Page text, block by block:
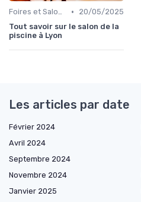
Foires et Salons Grand Public •
20/05/2025
Tout savoir sur le salon de la
piscine à Lyon
Les articles par date
Février 2024
Avril 2024
Septembre 2024
Novembre 2024
Janvier 2025